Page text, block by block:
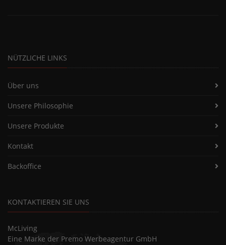
NÜTZLICHE LINKS
Über uns
Unsere Philosophie
Unsere Produkte
Kontakt
Backoffice
KONTAKTIEREN SIE UNS
McLiving
Eine Marke der Premo Werbeagentur GmbH